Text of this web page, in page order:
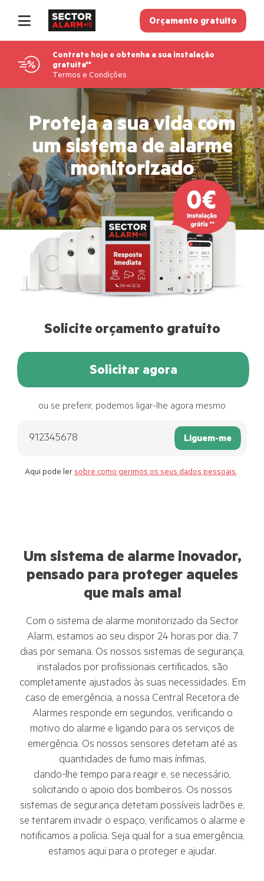
Orçamento gratuito
Recomende um amigo
Contacto
Novo em Sector Alarm
Pagamento
Contrate hoje e obtenha a sua instalação
gratuita**
Termos e Condições
Proteja a sua vidacom
um sistema de alarme
monitorizado
Solicite orçamento gratuito
Solicitar agora
ou se preferir, podemos ligar-lhe agora mesmo
Liguem-me
Aqui pode ler sobre como gerimos os seus dados pessoais.
Um sistema de alarme inovador,
pensado para proteger aqueles
que mais ama!
Com o sistema de alarme monitorizado da Sector
Alarm, estamos ao seu dispor 24 horas por dia, 7
dias por semana. Os nossos sistemas de segurança,
instalados por profissionais certificados, são
completamente ajustados às suas necessidades. Em
caso de emergência, a nossa Central Recetora de
Alarmes responde em segundos, verificando o
motivo do alarme e ligando para os serviços de
emergência. Os nossos sensores detetam até as
quantidades de fumo mais ínfimas,
dando-lhe tempo para reagir e, se necessário,
solicitando o apoio dos bombeiros. Os nossos
sistemas de segurança detetam possíveis ladrões e,
se tentarem invadir o espaço, verificamos o alarme e
notificamos a polícia. Seja qual for a sua emergência,
estamos aqui para o proteger e ajudar.